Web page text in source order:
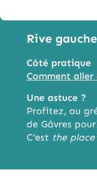
Rive
Côté pratique
Comment aller
Une astuce ?
Profitez, au
de Gâvres
C’est the